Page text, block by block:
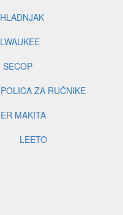
HLADNJAK
SECOP
POLICA ZA RUČNIKE
MAKITA
LEETO